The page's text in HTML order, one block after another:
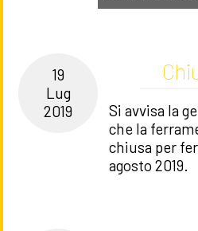
19
Lug
2019
Si avvisa la
che la
chiusa per
agosto 2019.